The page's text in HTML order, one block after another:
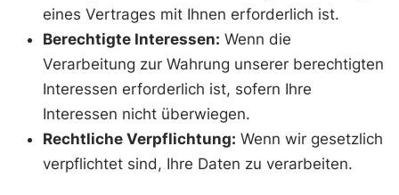
eines Vertrages mit Ihnen erforderlich ist.
Berechtigte Interessen: Wenn die
Verarbeitung zur Wahrung unserer berechtigten
Interessen erforderlich ist, sofern Ihre
Interessen nicht überwiegen.
Rechtliche Verpflichtung: Wenn wir gesetzlich
verpflichtet sind, Ihre Daten zu verarbeiten.